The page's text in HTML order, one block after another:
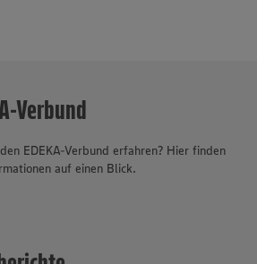
Verbund
EDEKA-Verbund erfahren? Hier finden
auf einen Blick.